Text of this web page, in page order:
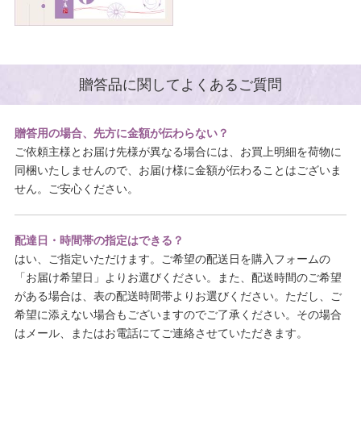
贈答品に関してよくあるご質問
贈答用の場合、先方に金額が伝わらない？
ご依頼主様とお届け先様が異なる場合には、お買上明細を荷物に
同梱いたしませんので、お届け様に金額が伝わることはございま
せん。ご安心ください。
配達日・時間帯の指定はできる？
はい、ご指定いただけます。ご希望の配送日を購入フォームの
「お届け希望日」よりお選びください。また、配送時間のご希望
がある場合は、表の配送時間帯よりお選びください。ただし、ご
希望に添えない場合もございますのでご了承ください。その場合
はメール、またはお電話にてご連絡させていただきます。